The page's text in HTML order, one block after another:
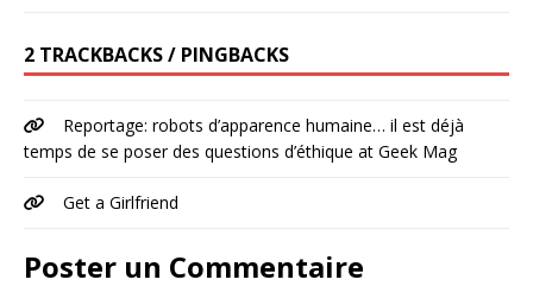
2 TRACKBACKS / PINGBACKS
Reportage: robots d’apparence humaine… il est déjà
temps de se poser des questions d’éthique at Geek Mag
Get a Girlfriend
Poster un Commentaire